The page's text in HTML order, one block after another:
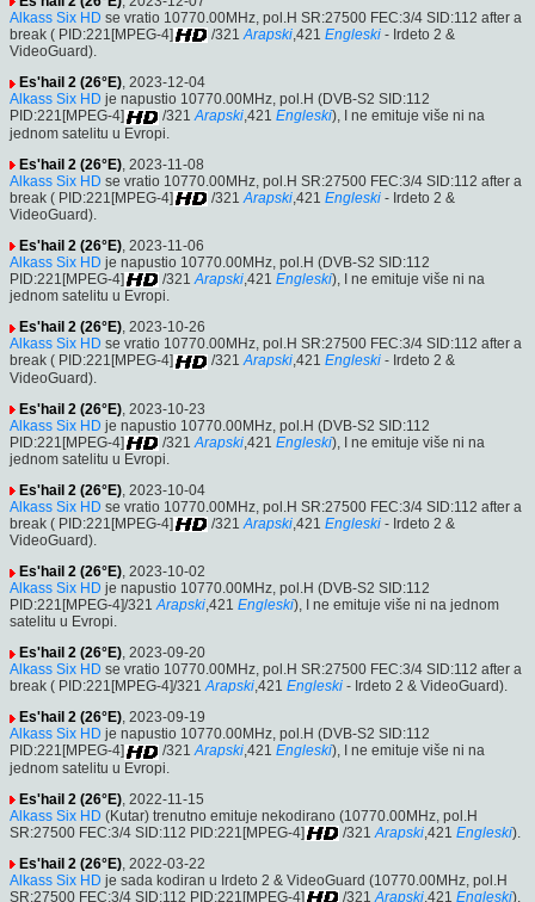
Alkass Six HD se vratio 10770.00MHz, pol.H SR:27500 FEC:3/4 SID:112 after a
break ( PID:221[MPEG-4]
/321 Arapski,421 Engleski - Irdeto 2 &
VideoGuard).
Es'hail 2 (26°E), 2023-12-04
Alkass Six HD je napustio 10770.00MHz, pol.H (DVB-S2 SID:112
PID:221[MPEG-4]
/321 Arapski,421 Engleski), I ne emituje više ni na
jednom satelitu u Evropi.
Es'hail 2 (26°E) , 2023-11-08
Alkass Six HD se vratio 10770.00MHz, pol.H SR:27500 FEC:3/4 SID:112 after a
break ( PID:221[MPEG-4]
/321 Arapski ,421 Engleski - Irdeto 2 &
VideoGuard).
Es'hail 2 (26°E), 2023-11-06
Alkass Six HD je napustio 10770.00MHz, pol.H (DVB-S2 SID:112
PID:221[MPEG-4]
/321 Arapski,421 Engleski), I ne emituje više ni na
jednom satelitu u Evropi.
Es'hail 2 (26°E), 2023-10-26
Alkass Six HD se vratio 10770.00MHz, pol.H SR:27500 FEC:3/4 SID:112 after a
break ( PID:221[MPEG-4]
/321 Arapski,421 Engleski - Irdeto 2 &
VideoGuard).
Es'hail 2 (26°E) , 2023-10-23
Alkass Six HD je napustio 10770.00MHz, pol.H (DVB-S2 SID:112
PID:221[MPEG-4]
/321 Arapski ,421 Engleski), I ne emituje više ni na
jednom satelitu u Evropi.
Es'hail 2 (26°E), 2023-10-04
Alkass Six HD se vratio 10770.00MHz, pol.H SR:27500 FEC:3/4 SID:112 after a
break ( PID:221[MPEG-4]
/321 Arapski,421 Engleski - Irdeto 2 &
VideoGuard).
Es'hail 2 (26°E), 2023-10-02
Alkass Six HD je napustio 10770.00MHz, pol.H (DVB-S2 SID:112
PID:221[MPEG-4]/321 Arapski,421 Engleski), I ne emituje više ni na jednom
satelitu u Evropi.
Es'hail 2 (26°E), 2023-09-20
Alkass Six HD se vratio 10770.00MHz, pol.H SR:27500 FEC:3/4 SID:112 after a
break ( PID:221[MPEG-4]/321 Arapski,421 Engleski - Irdeto 2 & VideoGuard).
Es'hail 2 (26°E), 2023-09-19
Alkass Six HD je napustio 10770.00MHz, pol.H (DVB-S2 SID:112
PID:221[MPEG-4]
/321 Arapski,421 Engleski), I ne emituje više ni na
jednom satelitu u Evropi.
Es'hail 2 (26°E) , 2022-11-15
Alkass Six HD (Kutar) trenutno emituje nekodirano (10770.00MHz, pol.H
SR:27500 FEC:3/4 SID:112 PID:221[MPEG-4]
/321 Arapski ,421 Engleski).
Es'hail 2 (26°E), 2022-03-22
Alkass Six HD je sada kodiran u Irdeto 2 & VideoGuard (10770.00MHz, pol.H
SR:27500 FEC:3/4 SID:112 PID:221[MPEG-4]
/321 Arapski,421 Engleski).